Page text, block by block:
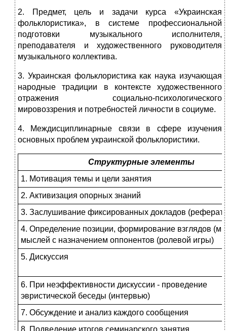
2. Предмет, цель и задачи курса «Украинская
фольклористика», в системе профессиональной
подготовки музыкального исполнителя,
преподавателя и художественного руководителя
музыкального коллектива.
3. Украинская фольклористика как наука изучающая
народные традиции в контексте художественного
отражения социально-психологического
мировоззрения и потребностей личности в социуме.
4. Междисциплинарные связи в сфере изучения
основных проблем украинской фольклористики.
Структурные элементы
1. Мотивация темы и цели занятия
2. Активизация опорных знаний
3. Заслушивание фиксированных докладов
4. Определение позиции, формирование взглядов
мыслей с назначением оппонентов (ролевой игры)
5. Дискуссия
6. При неэффективности дискуссии - проведение
эвристической беседы (интервью)
7. Обсуждение и анализ каждого сообщения